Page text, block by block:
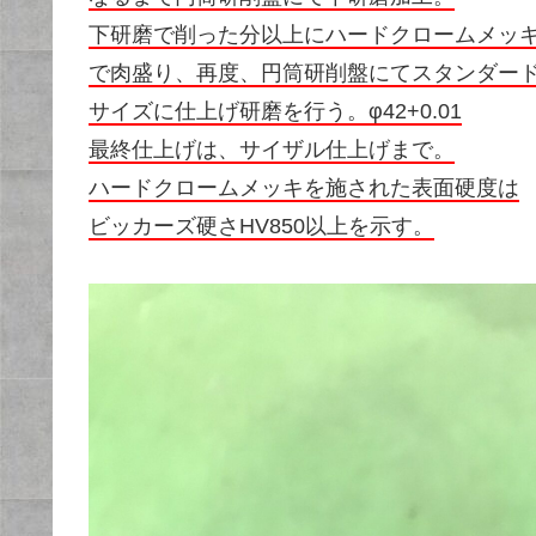
下研磨で削った分以上にハードクロームメッ
で肉盛り、再度、円筒研削盤にてスタンダー
サイズに仕上げ研磨を行う。φ42+0.01
最終仕上げは、サイザル仕上げまで。
ハードクロームメッキを施された表面硬度は
ビッカーズ硬さHV850以上を示す。